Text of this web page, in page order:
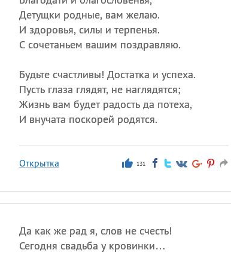
Детущки родные, вам желаю.
И здоровья, силы и терпенья.
С сочетаньем вашим поздравляю.
Будьте счастливы! Достатка и успеха.
Пусть глаза глядят, не наглядятся;
Жизнь вам будет радость да потеха,
И внучата поскорей родятся.
Открытка 131
Да как же рад я, слов не счесть!
Сегодня свадьба у кровинки…